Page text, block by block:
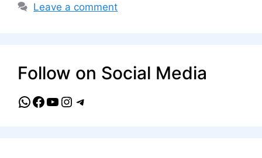
Leave a comment
Follow on Social Media
WhatsApp
Facebook
YouTube
Instagram
Telegram